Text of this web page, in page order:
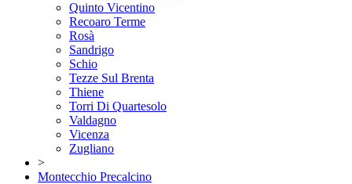
Quinto Vicentino
Recoaro Terme
Rosà
Sandrigo
Schio
Tezze Sul Brenta
Thiene
Torri Di Quartesolo
Valdagno
Vicenza
Zugliano
>
Montecchio Precalcino